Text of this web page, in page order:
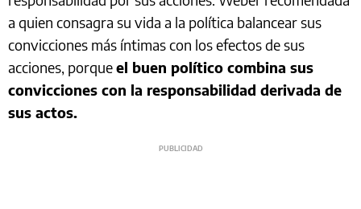
a quien consagra su vida a la política balancear sus
convicciones más íntimas con los efectos de sus
acciones, porqueel buen político combina sus
convicciones con la responsabilidad derivada de
sus actos.